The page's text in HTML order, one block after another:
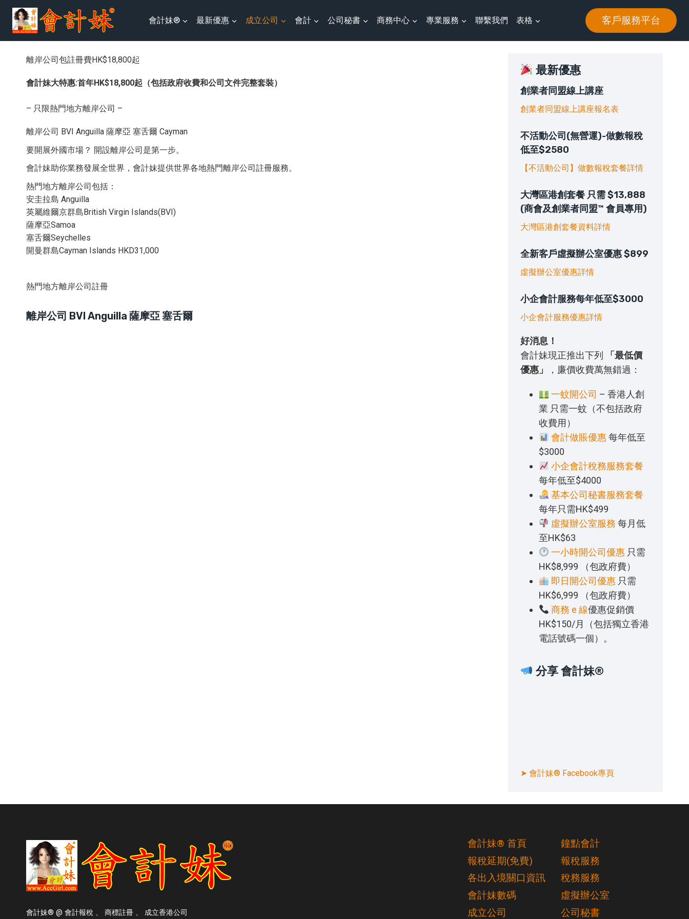
會計妹® 最新優惠 成立公司 會計 公司秘書 商務中心 專業服務 聯繫我們 表格 客戶服務平台
離岸公司包註冊費HK$18,800起
會計妹大特惠:首年HK$18,800起（包括政府收費和公司文件完整套裝）
– 只限熱門地方離岸公司 –
離岸公司 BVI Anguilla 薩摩亞 塞舌爾 Cayman
要開展外國市場？ 開設離岸公司是第一步。
會計妹助你業務發展全世界，會計妹提供世界各地熱門離岸公司註冊服務。
熱門地方離岸公司包括：
安圭拉島 Anguilla
英屬維爾京群島British Virgin Islands(BVI)
薩摩亞Samoa
塞舌爾Seychelles
開曼群島Cayman Islands HKD31,000
熱門地方離岸公司註冊
離岸公司 BVI Anguilla 薩摩亞 塞舌爾
最新優惠
創業者同盟線上講座
創業者同盟線上講座報名表
不活動公司(無營運)-做數報稅
低至$2580
【不活動公司】做數報稅套餐詳情
大灣區港創套餐 只需 $13,888
(商會及創業者同盟™ 會員專用)
大灣區港創套餐資料詳情
全新客戶虛擬辦公室優惠 $899
虛擬辦公室優惠詳情
小企會計服務每年低至$3000
小企會計服務優惠詳情
好消息！
會計妹現正推出下列
「最低價
優惠」
，廉價收費萬無錯過：
一蚊開公司 – 香港人創
業 只需一蚊（不包括政府
收費用）
會計做賬優惠每年低至
$3000
小企會計稅務服務套餐
每年低至$4000
基本公司秘書服務套餐
每年只需HK$499
虛擬辦公室服務 每月低
至HK$63
一小時開公司優惠 只需
HK$8,999 （包政府費）
即日開公司優惠 只需
HK$6,999 （包政府費）
商務 e 線優惠促銷價
HK$150/月（包括獨立香港
電話號碼一個）。
分享 會計妹®
➤ 會計妹® Facebook專頁
會計妹® @ 會計報稅 、 商標註冊 、 成立香港公司
會計妹® 首頁
報稅延期(免費)
各出入境關口資訊
會計妹數碼
成立公司
鐘點會計
報稅服務
稅務服務
虛擬辦公室
公司秘書